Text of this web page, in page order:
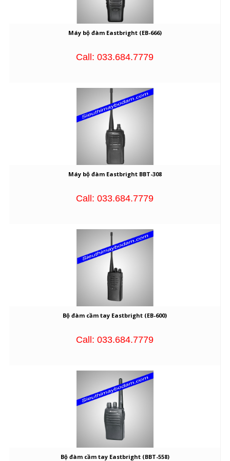
Máy bộ đàm Eastbright (EB-666)
Call: 033.684.7779
Máy bộ đàm Eastbright BBT-308
Call: 033.684.7779
Bộ đàm cầm tay Eastbright (EB-600)
Call: 033.684.7779
Bộ đàm cầm tay Eastbright (BBT-558)